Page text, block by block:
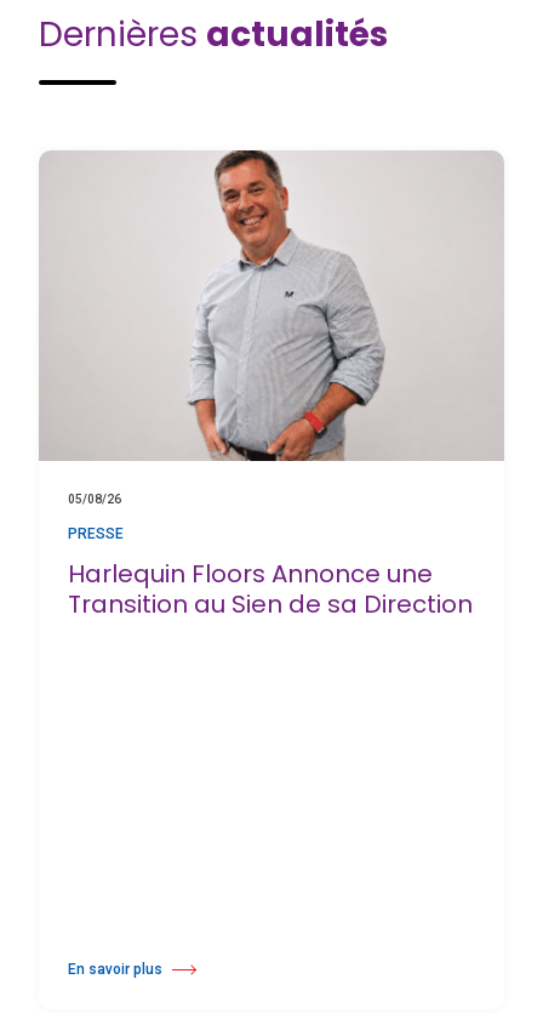
Dernières actualités
05/08/26
PRESSE
Harlequin Floors Annonce une
Transition au Sien de sa Direction
En savoir plus
à propos Harlequin Floors Annonce une Transition au Sien de sa